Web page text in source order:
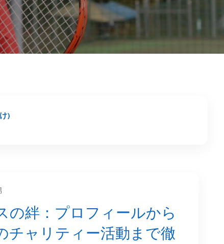
)
の絆：プロフィールから
チャリティー活動まで徹